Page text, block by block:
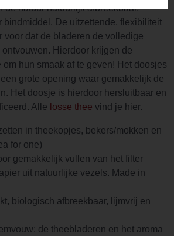
de natuur natuurlijk afbreekbaar.
bindmiddel. De uitzettende. flexibiliteit
voor dat de bladeren de volledige
Hierdoor krijgen de
om hun smaak af te geven! Het doosjes
grote opening waar gemakkelijk de
Het doosje is hierdoor hersluitbaar en
Alle losse thee vind je hier.
in theekopjes, bekers/mokken en
for one)
gemakkelijk vullen van het filter
uit natuurlijke vezels. Made in
biologisch afbreekbaar, lijmvrij en
de theebladeren en het aroma